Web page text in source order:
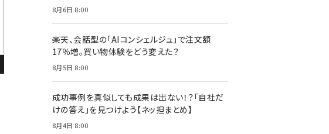
8月6日 8:00
楽天、会話型の「AIコンシェルジュ」で注文額
17％増。買い物体験をどう変えた？
8月5日 8:00
成功事例を真似しても成果は出ない！？「自社だ
けの答え」を見つけよう【ネッ担まとめ】
8月4日 8:00